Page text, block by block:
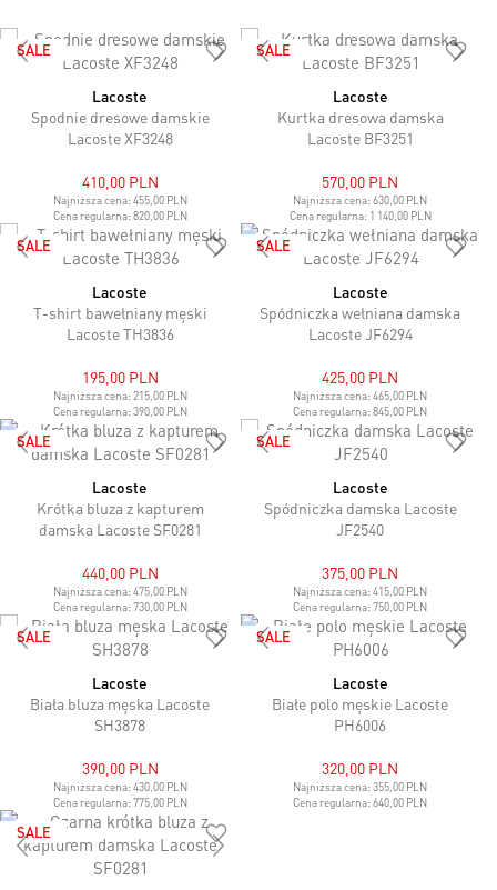
SALE
Lacoste
Spodnie dresowe damskie
Lacoste XF3248
410,00 PLN
Najniższa cena: 455,00 PLN
Cena regularna: 820,00 PLN
SALE
Lacoste
Kurtka dresowa damska
Lacoste BF3251
570,00 PLN
Najniższa cena:630,00 PLN
Cena regularna: 1 140,00 PLN
SALE
Lacoste
T-shirt bawełniany męski
Lacoste TH3836
195,00 PLN
Najniższa cena: 215,00 PLN
Cena regularna: 390,00 PLN
SALE
Lacoste
Spódniczka wełniana damska
Lacoste JF6294
425,00 PLN
Najniższa cena:465,00 PLN
Cena regularna:845,00 PLN
SALE
Lacoste
Krótka bluza z kapturem
damska Lacoste SF0281
440,00 PLN
Najniższa cena: 475,00 PLN
Cena regularna: 730,00 PLN
SALE
Lacoste
Spódniczka damska Lacoste
JF2540
375,00 PLN
Najniższa cena:415,00 PLN
Cena regularna:750,00 PLN
SALE
Lacoste
Biała bluza męska Lacoste
SH3878
390,00 PLN
Najniższa cena: 430,00 PLN
Cena regularna: 775,00 PLN
SALE
Lacoste
Białe polo męskie Lacoste
PH6006
320,00 PLN
Najniższa cena:355,00 PLN
Cena regularna:640,00 PLN
SALE